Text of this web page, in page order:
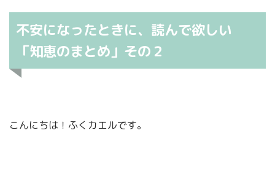
不安になったときに、読んで欲しい
「知恵のまとめ」その２
こんにちは！ふくカエルです。